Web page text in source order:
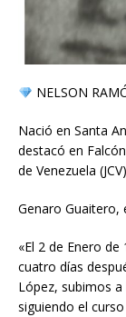
NELSON
Nació en Santa
destacó en
de Venezuela
Genaro Guaitero,
«El 2 de Enero
cuatro días
López, subimos
siguiendo el